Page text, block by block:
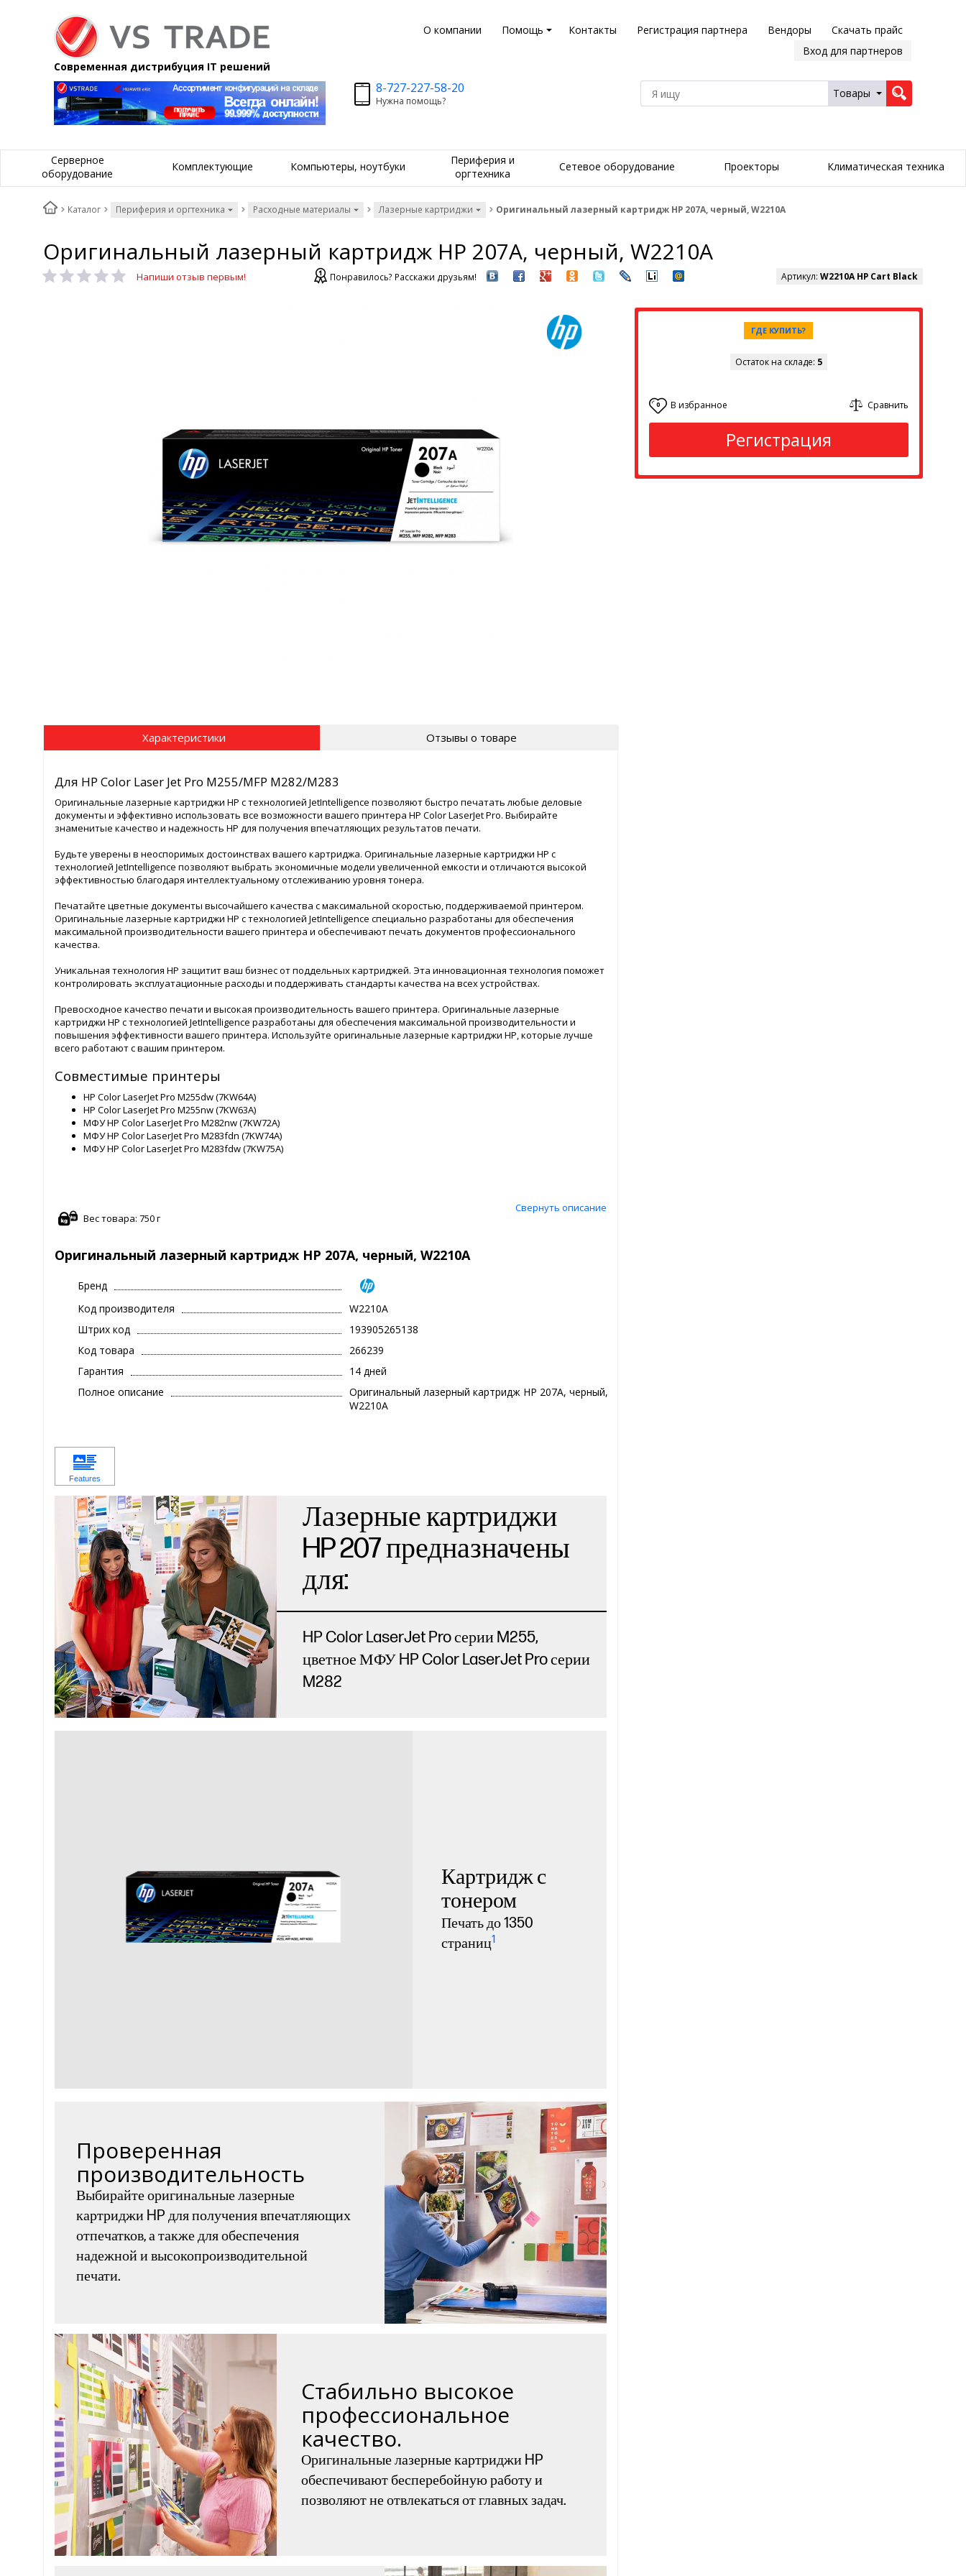
О компании Помощь Контакты Регистрация партнера Вендоры
Скачать прайс
Вход для партнеров
Современная дистрибуция IT решений
8-727-227-58-20
Нужна помощь?
Товары
Серверное
оборудование
Комплектующие Компьютеры, ноутбуки
Периферия и
оргтехника
Сетевое оборудование Проекторы Климатическая техника
Каталог Периферия и оргтехника Расходные материалы Лазерные картриджи Оригинальный лазерный картридж HP 207A, черный, W2210A
Оригинальный лазерный картридж HP 207A, черный, W2210A
Напиши отзыв первым! Понравилось? Расскажи друзьям! Артикул: W2210A HP Cart Black
ГДЕ КУПИТЬ?
Остаток на складе: 5
0 В избранное Сравнить
Регистрация
Характеристики Отзывы о товаре
Для HP Color Laser Jet Pro M255/MFP M282/M283
Оригинальные лазерные картриджи HP с технологией JetIntelligence позволяют быстро печатать любые деловые
документы и эффективно использовать все возможности вашего принтера HP Color LaserJet Pro. Выбирайте
знаменитые качество и надежность HP для получения впечатляющих результатов печати.
Будьте уверены в неоспоримых достоинствах вашего картриджа. Оригинальные лазерные картриджи HP с
технологией JetIntelligence позволяют выбрать экономичные модели увеличенной емкости и отличаются высокой
эффективностью благодаря интеллектуальному отслеживанию уровня тонера.
Печатайте цветные документы высочайшего качества с максимальной скоростью, поддерживаемой принтером.
Оригинальные лазерные картриджи HP с технологией JetIntelligence специально разработаны для обеспечения
максимальной производительности вашего принтера и обеспечивают печать документов профессионального
качества.
Уникальная технология HP защитит ваш бизнес от поддельных картриджей. Эта инновационная технология поможет
контролировать эксплуатационные расходы и поддерживать стандарты качества на всех устройствах.
Превосходное качество печати и высокая производительность вашего принтера. Оригинальные лазерные
картриджи HP с технологией JetIntelligence разработаны для обеспечения максимальной производительности и
повышения эффективности вашего принтера. Используйте оригинальные лазерные картриджи HP, которые лучше
всего работают с вашим принтером.
Совместимые принтеры
HP Color LaserJet Pro M255dw (7KW64A)
HP Color LaserJet Pro M255nw (7KW63A)
МФУ HP Color LaserJet Pro M282nw (7KW72A)
МФУ HP Color LaserJet Pro M283fdn (7KW74A)
МФУ HP Color LaserJet Pro M283fdw (7KW75A)
Свернуть описание
Вес товара: 750 г
Оригинальный лазерный картридж HP 207A, черный, W2210A
Бренд
Код производителя
W2210A
Штрих код
193905265138
Код товара
266239
Гарантия
14 дней
Полное описание
Оригинальный лазерный картридж HP 207A, черный,
W2210A
Лазерные картриджи
HP 207 предназначены
для:
HP Color LaserJet Pro серии M255,
цветное МФУ HP Color LaserJet Pro серии
M282
Картридж с
тонером
Печать до 1350
страниц1
Проверенная
производительность
Выбирайте оригинальные лазерные
картриджи HP для получения впечатляющих
отпечатков, а также для обеспечения
надежной и высокопроизводительной
печати.
Стабильно высокое
профессиональное
качество.
Оригинальные лазерные картриджи HP
обеспечивают бесперебойную работу и
позволяют не отвлекаться от главных задач.